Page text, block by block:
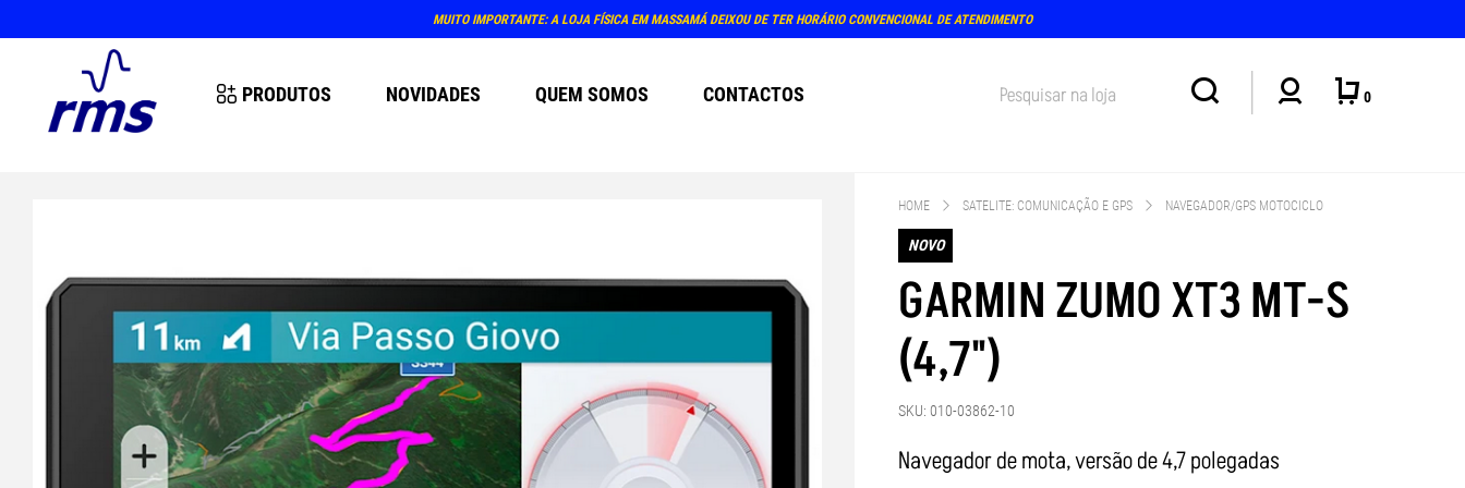
MUITO IMPORTANTE: A LOJA FÍSICA EM MASSAMÁ DEIXOU DE TER HORÁRIO CONVENCIONAL DE ATENDIMENTO
PRODUTOS NOVIDADES QUEM SOMOS CONTACTOS 0
HOME SATELITE: COMUNICAÇÃO E GPS NAVEGADOR/GPS MOTOCICLO
NOVO
GARMIN ZUMO XT3 MT-S
(4,7")
SKU: 010-03862-10
Navegador de mota, versão de 4,7 polegadas